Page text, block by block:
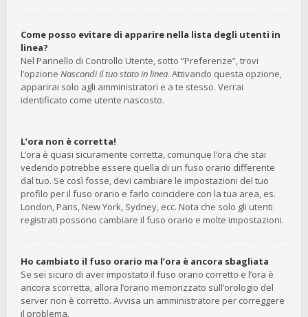
Come posso evitare di apparire nella lista degli utenti in
linea?
Nel Pannello di Controllo Utente, sotto “Preferenze”, trovi
l’opzione Nascondi il tuo stato in linea. Attivando questa opzione,
apparirai solo agli amministratori e a te stesso. Verrai
identificato come utente nascosto.
L’ora non è corretta!
L’ora è quasi sicuramente corretta, comunque l’ora che stai
vedendo potrebbe essere quella di un fuso orario differente
dal tuo. Se così fosse, devi cambiare le impostazioni del tuo
profilo per il fuso orario e farlo coincidere con la tua area, es.
London, Paris, New York, Sydney, ecc. Nota che solo gli utenti
registrati possono cambiare il fuso orario e molte impostazioni.
Ho cambiato il fuso orario ma l’ora è ancora sbagliata
Se sei sicuro di aver impostato il fuso orario corretto e l’ora è
ancora scorretta, allora l’orario memorizzato sull’orologio del
server non è corretto. Avvisa un amministratore per correggere
il problema.